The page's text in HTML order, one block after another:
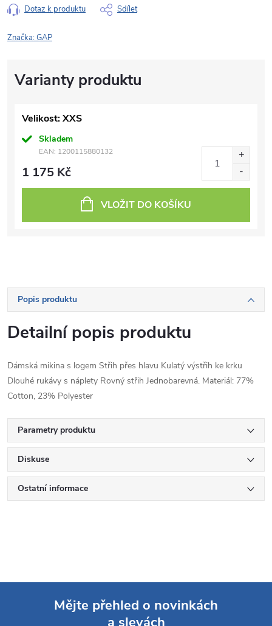
Dotaz k produktu Sdílet
Značka:GAP
Velikost: XXS
Skladem
EAN: 1200115880132
1 175 Kč
VLOŽIT DO KOŠÍKU
Popis produktu
Detailní popis produktu
Dámská mikina s logem Střih přes hlavu Kulatý výstřih ke krku
Dlouhé rukávy s náplety Rovný střih Jednobarevná. Materiál: 77%
Cotton, 23% Polyester
Parametry produktu
Diskuse
Ostatní informace
Mějte přehled o novinkách
a slevách